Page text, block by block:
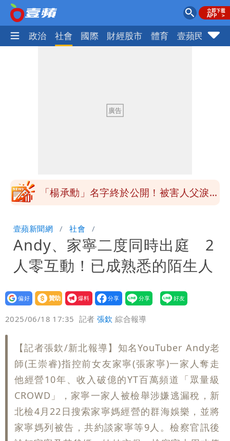
生活 政治 社會 國際 財經股市 體育 壹蘋民調
變強」 路徑分歧藏警訊：不利強度維持
高希均辭世享耆壽90歲 畢生推動閱讀
布 陸警可能相對低
「楊承勳」名字終於公開！被害人父淚喊
變強」 路徑分歧藏警訊：不利強度維持
壹蘋新聞網 社會
Andy、家寧二度同時出庭 2
人零互動！已成熟悉的陌生人
設為
贊助
我要
爆料
2025/06/18 17:35 記者張欽 綜合報導
【記者張欽/新北報導】知名YouTuber Andy老
師(王崇睿)指控前女友家寧(張家寧)一家人奪走
他經營10年、收入破億的YT百萬頻道「眾量級
CROWD」，家寧一家人被檢舉涉嫌逃漏稅，新
北檢4月22日搜索家寧媽經營的群海娛樂，並將
家寧媽列被告，共約談家寧等9人。檢察官訊後